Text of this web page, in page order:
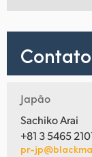
Japão
Sachiko Arai
+81 3 5465
pr-